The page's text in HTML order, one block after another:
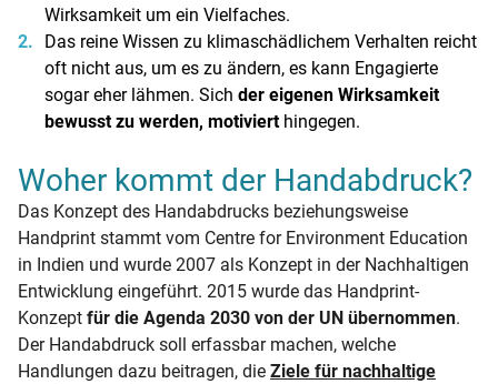
Wirksamkeit um ein Vielfaches.
Das reine Wissen zu klimaschädlichem Verhalten reicht
oft nicht aus, um es zu ändern, es kann Engagierte
sogar eher lähmen. Sich der eigenen Wirksamkeit
bewusst zu werden, motivierthingegen.
Woher kommt der Handabdruck?
Das Konzept des Handabdrucks beziehungsweise
Handprint stammt vom Centre for Environment Education
in Indien und wurde 2007 als Konzept in der Nachhaltigen
Entwicklung eingeführt. 2015 wurde das Handprint-
Konzept für die Agenda 2030 von der UN übernommen.
Der Handabdruck soll erfassbar machen, welche
Handlungen dazu beitragen, die Ziele für nachhaltige